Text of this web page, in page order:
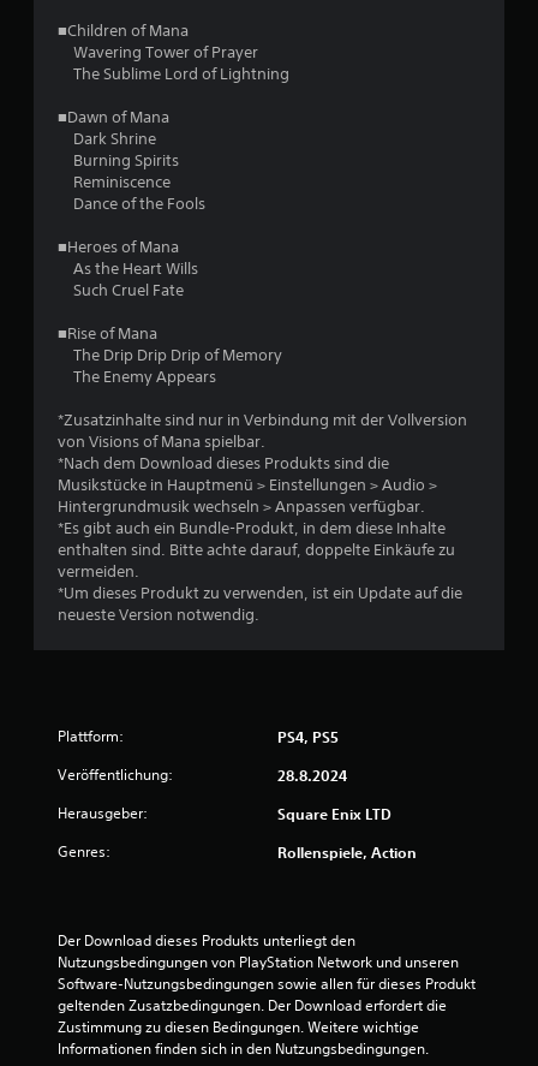
■Children of Mana
Wavering Tower of Prayer
The Sublime Lord of Lightning
■Dawn of Mana
Dark Shrine
Burning Spirits
Reminiscence
Dance of the Fools
■Heroes of Mana
As the Heart Wills
Such Cruel Fate
■Rise of Mana
The Drip Drip Drip of Memory
The Enemy Appears
*Zusatzinhalte sind nur in Verbindung mit der Vollversion
von Visions of Mana spielbar.
*Nach dem Download dieses Produkts sind die
Musikstücke in Hauptmenü > Einstellungen > Audio >
Hintergrundmusik wechseln > Anpassen verfügbar.
*Es gibt auch ein Bundle-Produkt, in dem diese Inhalte
enthalten sind. Bitte achte darauf, doppelte Einkäufe zu
vermeiden.
*Um dieses Produkt zu verwenden, ist ein Update auf die
neueste Version notwendig.
Plattform: PS4, PS5
Veröffentlichung: 28.8.2024
Herausgeber: Square Enix LTD
Genres: Rollenspiele, Action
Der Download dieses Produkts unterliegt den
Nutzungsbedingungen von PlayStation Network und unseren
Software-Nutzungsbedingungen sowie allen für dieses Produkt
geltenden Zusatzbedingungen. Der Download erfordert die
Zustimmung zu diesen Bedingungen. Weitere wichtige
Informationen finden sich in den Nutzungsbedingungen.